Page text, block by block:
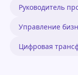
Руководитель
Управление
Цифровая